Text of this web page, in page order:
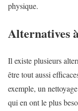
physique.
Alternatives
Il existe plusieurs
être tout aussi
exemple, un
qui en ont le plus